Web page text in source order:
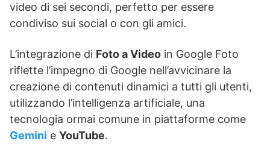
video di sei secondi, perfetto per essere
condiviso sui social o con gli amici.
L’integrazione di Foto a Video in Google Foto
riflette l’impegno di Google nell’avvicinare la
creazione di contenuti dinamici a tutti gli utenti,
utilizzando l’intelligenza artificiale, una
tecnologia ormai comune in piattaforme come
Gemini e YouTube.